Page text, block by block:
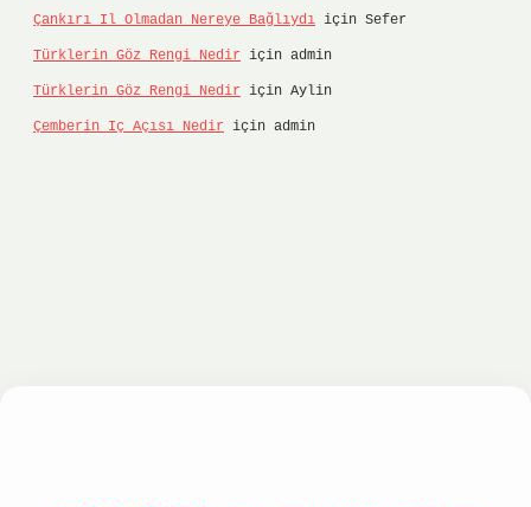
Çankırı Il Olmadan Nereye Bağlıydı için Sefer
Türklerin Göz Rengi Nedir için admin
Türklerin Göz Rengi Nedir için Aylin
Çemberin Iç Açısı Nedir için admin